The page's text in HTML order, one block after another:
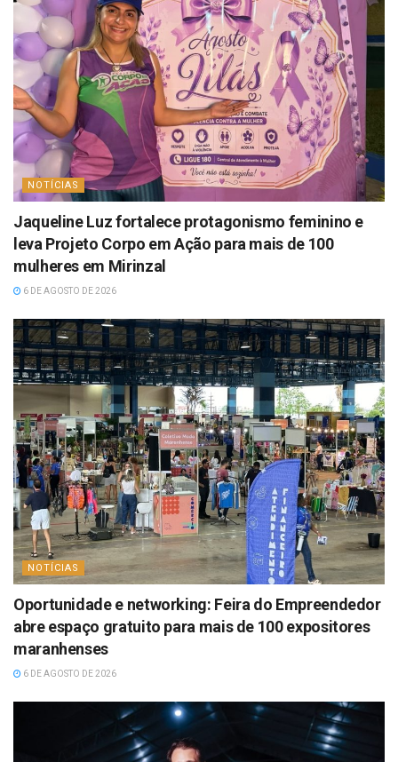
NOTÍCIAS
Jaqueline Luz fortalece protagonismo feminino e
leva Projeto Corpo em Ação para mais de 100
mulheres em Mirinzal
6 DE AGOSTO DE 2026
NOTÍCIAS
Oportunidade e networking: Feira do Empreendedor
abre espaço gratuito para mais de 100 expositores
maranhenses
6 DE AGOSTO DE 2026